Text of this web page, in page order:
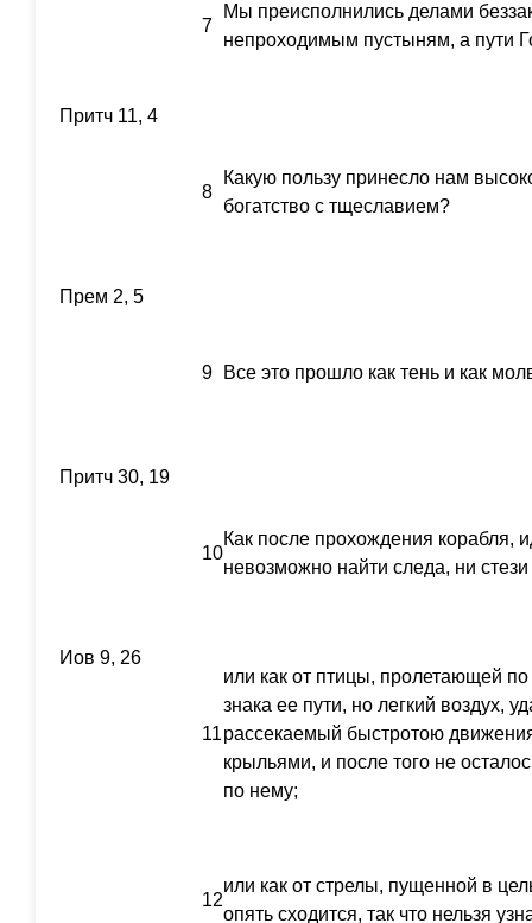
7
Мы преисполнились делами
непроходимым пустыням, а пути
Притч 11, 4
8
Какую пользу принесло нам
богатство с тщеславием?
Прем 2, 5
9 Все это прошло как тень и как
Притч 30, 19
10
Как после прохождения корабля,
невозможно найти следа, ни
Иов 9, 26
11
или как от птицы, пролетающей по
знака ее пути, но легкий воздух,
рассекаемый быстротою
крыльями, и после того не
по нему;
12
или как от стрелы, пущенной в
опять сходится, так что нельзя